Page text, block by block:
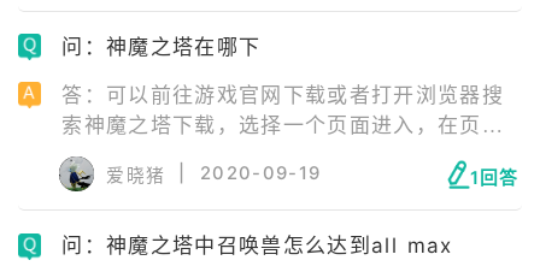
问：神魔之塔在哪下
答：可以前往游戏官网下载或者打开浏览器搜
索神魔之塔下载，选择一个页面进入，在页面
点击下载按钮，下载所需要的安装包即可。玩
家也可以直接在手机里自带的各种安卓应用商
店上搜索这款游戏并且直接下载安装即可，推
荐采用这种方法，也比较方便。
爱晓猪 2020-09-19 1回答
问：神魔之塔中召唤兽怎么达到all max